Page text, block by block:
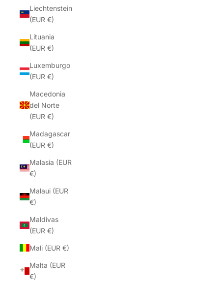
Liechtenstein
(EUR €)
Lituania
(EUR €)
Luxemburgo
(EUR €)
Macedonia
del Norte
(EUR €)
Madagascar
(EUR €)
Malasia (EUR
€)
Malaui (EUR
€)
Maldivas
(EUR €)
Mali (EUR €)
Malta (EUR
€)